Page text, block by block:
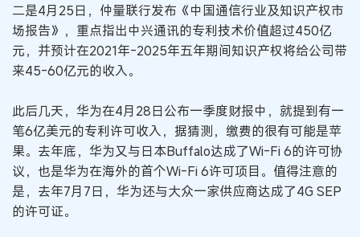
二是4月25日，仲量联行发布《中国通信行业及知识产权市
场报告》，重点指出中兴通讯的专利技术价值超过450亿
元，并预计在2021年-2025年五年期间知识产权将给公司带
来45-60亿元的收入。
此后几天，华为在4月28日公布一季度财报中，就提到有一
笔6亿美元的专利许可收入，据猜测，缴费的很有可能是苹
果。去年底，华为又与日本Buffalo达成了Wi-Fi 6的许可协
议，也是华为在海外的首个Wi-Fi 6许可项目。值得注意的
是，去年7月7日，华为还与大众一家供应商达成了4G SEP
的许可证。